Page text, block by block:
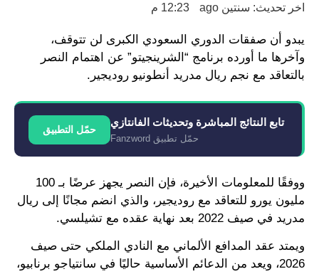
اخر تحديث: سنتين ago
12:23 م
يبدو أن صفقات الدوري السعودي الكبرى لن تتوقف،
وآخرها ما أورده برنامج “الشرينجيتو” عن اهتمام النصر
بالتعاقد مع نجم ريال مدريد أنطونيو روديجير.
تابع النتائج المباشرة وتحديثات الفانتازي
حمّل تطبيق Fanzword
حمّل التطبيق
ووفقًا للمعلومات الأخيرة، فإن النصر يجهز عرضًا بـ 100
مليون يورو للتعاقد مع روديجير، والذي انضم مجانًا إلى ريال
مدريد في صيف 2022 بعد نهاية عقده مع تشيلسي.
ويمتد عقد المدافع الألماني مع النادي الملكي حتى صيف
2026، ويعد من الدعائم الأساسية حاليًا في سانتياجو برنابيو،